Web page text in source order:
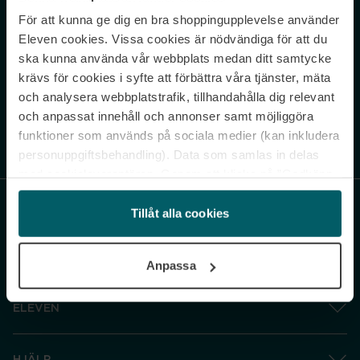
För att kunna ge dig en bra shoppingupplevelse använder
Eleven cookies. Vissa cookies är nödvändiga för att du
ska kunna använda vår webbplats medan ditt samtycke
krävs för cookies i syfte att förbättra våra tjänster, mäta
och analysera webbplatstrafik, tillhandahålla dig relevant
och anpassat innehåll och annonser samt möjliggöra
funktioner som används på sociala medier (kan inkludera
personuppgiftsbehandling). Data som samlas in delas
och gå vidare” accepterar du samtliga cookies medan du
under ”Inställningar” kan anpassa användningen av
cookies. Du kan återkalla ditt samtycke när som helst.
Tillåt alla cookies
Anpassa
Never miss a beat.
Sign up to our newsletter.
Genom att prenumerera accepterar du vår Integritetspolicy. Avprenumerera
ELEVEN